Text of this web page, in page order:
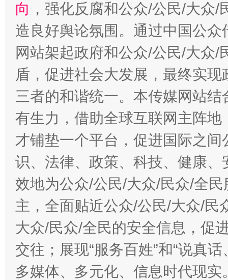
向 ，强化反腐和公众/公民/大众
造良好舆论氛围。通过中国公
网站架起政府和公众/公民/大众
盾，促进社会大发展，最终实
三者的和谐统一。本传媒网站
有生力，借助全球互联网主阵
才铺垫一个平台，促进国际之
识、法律、政策、科技、健康
效地为公众/公民/大众/民众/全
主，全面贴近公众/公民/大众/民
大众/民众/全民的安全信息，促
交往；展现“服务百姓”和“说真
多媒体、多元化、信息时代现实